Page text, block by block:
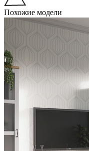
Похожие модели